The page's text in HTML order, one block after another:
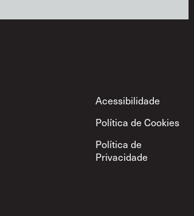
Footer
Acessibilidade
Política de Cookies
Política de
Privacidade